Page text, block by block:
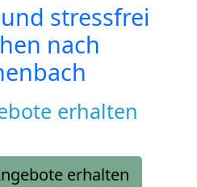
stressfrei
nach
erhalten
erhalten